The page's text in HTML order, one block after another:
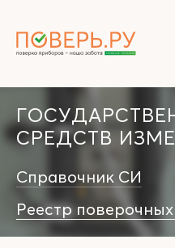
СРЕДСТВ
Справочник СИ
Реестр